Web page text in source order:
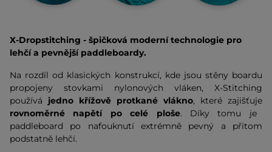
X-Dropstitching - špičková moderní technologie pro
lehčí a pevnější paddleboardy.
Na rozdíl od klasických konstrukcí, kde jsou stěny boardu
propojeny stovkami nylonových vláken, X-Stitching
používá jedno křížově protkané vlákno, které zajišťuje
rovnoměrné napětí po celé ploše. Díky tomu je
paddleboard po nafouknutí extrémně pevný a přitom
podstatně lehčí.